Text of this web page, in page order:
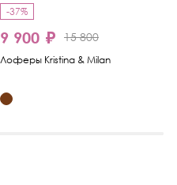
-37%
9 900 ₽ 15 800
Лоферы Kristina & Milan